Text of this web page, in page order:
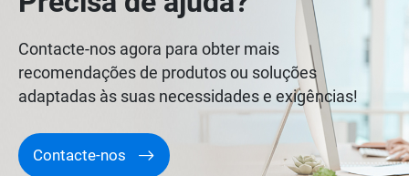
Contacte-nos agora para obter mais
recomendações de produtos ou soluções
adaptadas às suas necessidades e exigências!
Contacte-nos